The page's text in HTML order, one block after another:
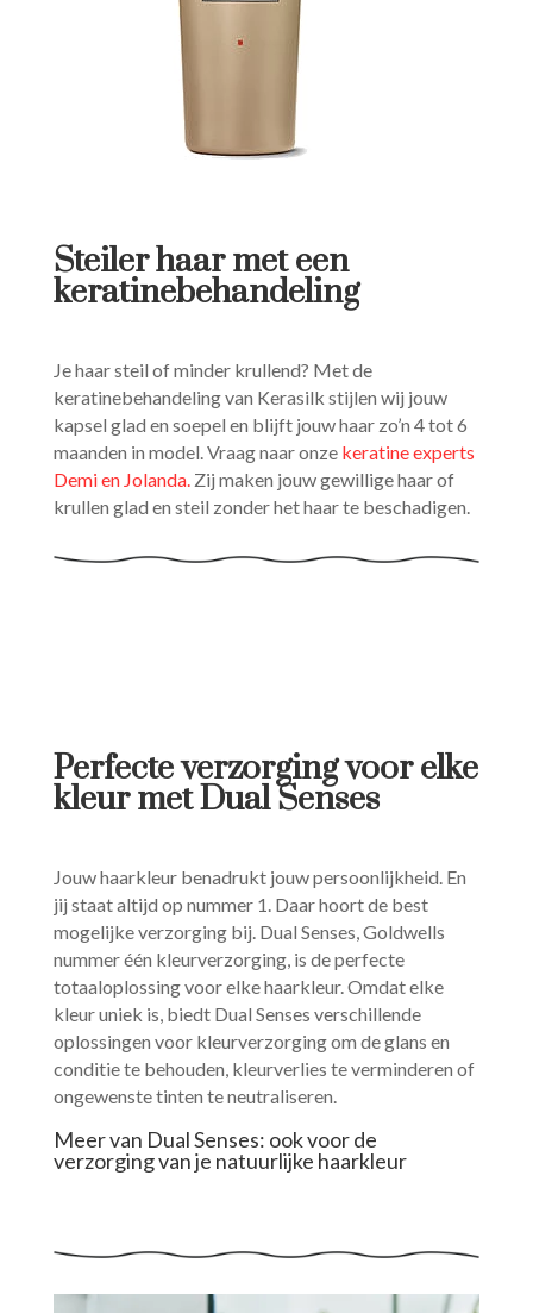
Steiler haar met een
keratinebehandeling
Je haar steil of minder krullend? Met de
keratinebehandeling van Kerasilk stijlen wij jouw
kapsel glad en soepel en blijft jouw haar zo’n 4 tot 6
maanden in model. Vraag naar onze keratine experts
Demi en Jolanda. Zij maken jouw gewillige haar of
krullen glad en steil zonder het haar te beschadigen.
Perfecte verzorging voor elke
kleur met Dual Senses
Jouw haarkleur benadrukt jouw persoonlijkheid. En
jij staat altijd op nummer 1. Daar hoortde best
mogelijke verzorging bij. Dual Senses, Goldwells
nummer één kleurverzorging, is de perfecte
totaaloplossing voor elke haarkleur. Omdat elke
kleur uniek is, biedt Dual Senses verschillende
oplossingen voor kleurverzorging om de glans en
conditie te behouden, kleurverlies te verminderen of
ongewenste tinten te neutraliseren.
Meer van Dual Senses: ook voor de
verzorging van je natuurlijke haarkleur